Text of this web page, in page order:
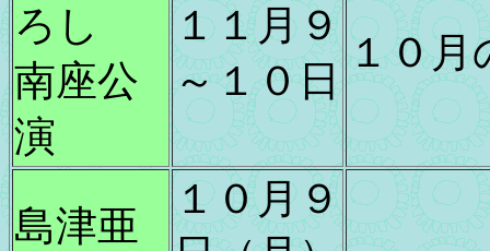
ろし
南座公
演
１１月９
～１０日
１０月
島津亜
１０月９